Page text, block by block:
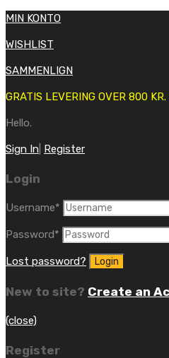
MIN KONTO
WISHLIST
SAMMENLIGN
GRATIS LEVERING OVER 800 KR.
Hello.
Sign In Register
Login
Username*
Password*
Lost password?
New to site? Create an
(close)
Register